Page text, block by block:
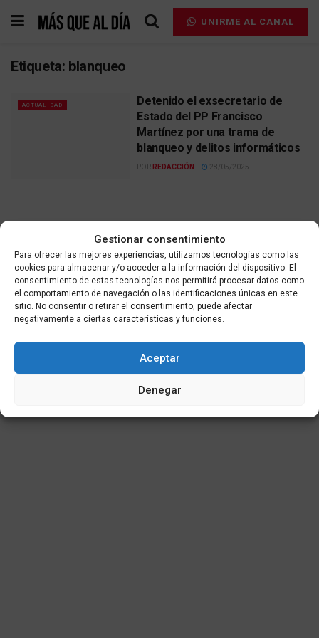
Gestionar consentimiento
Para ofrecer las mejores experiencias, utilizamos tecnologías como las
cookies para almacenar y/o acceder a la información del dispositivo. El
consentimiento de estas tecnologías nos permitirá procesar datos como
el comportamiento de navegación o las identificaciones únicas en este
sitio. No consentir o retirar el consentimiento, puede afectar
negativamente a ciertas características y funciones.
Aceptar
Denegar
UNIRME AL CANAL
Etiqueta: blanqueo
ACTUALIDAD
Detenido el exsecretario de
Estado del PP Francisco
Martínez por una trama de
blanqueo y delitos informáticos
POR REDACCIÓN 28/05/2025
Contacta Aviso legal
Política de privacidad
Política de cookies